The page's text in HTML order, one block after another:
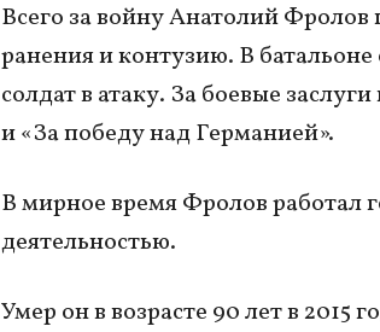
Всего за войну Анатолий
ранения и контузию. В
солдат в атаку. За боевые
и «За победу над Германией».
В мирное время Фролов работал
деятельностью.
Умер он в возрасте 90 лет в 2015